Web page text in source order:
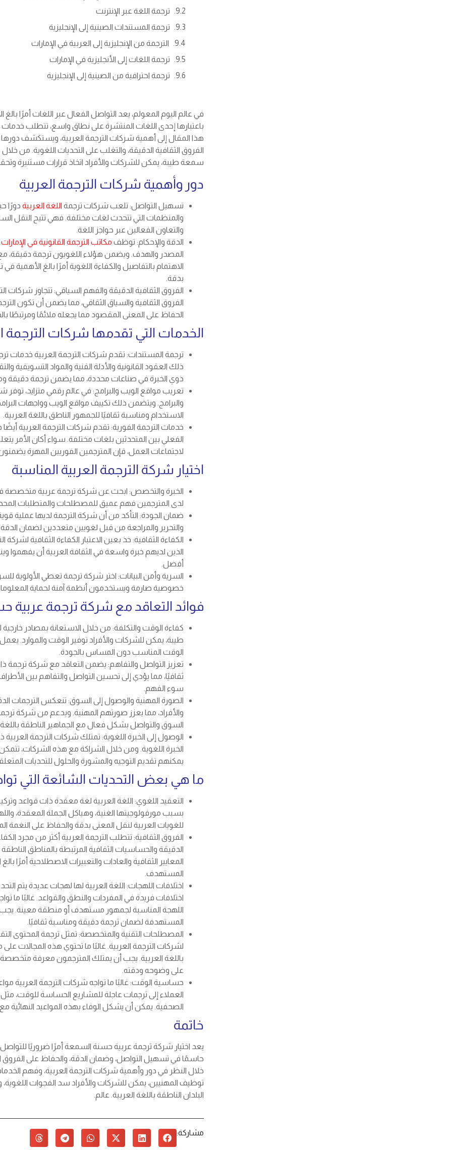
ترجمة اللغة عبر الإنترنت
ترجمة المستندات الصينية إلى الإنجليزية
الترجمة من الإنجليزية إلى العربية في الإمارات
ترجمة اللغات إلى الأنجليزية في الإمارات
ترجمة احترافية من الصينية إلى الإنجليزية
في عالم اليوم المعولم، يعد التواصل الفعال عبر اللغات أمرًا
باعتبارها إحدى اللغات المنتشرة على نطاق واسع، تتطلب
هذا المقال إلى أهمية شركات الترجمة العربية، ويستكشف
الفروق الثقافية الدقيقة، والتغلب على التحديات اللغوية. من
سمعة طيبة، يمكن للشركات والأفراد اتخاذ قرارات مستنيرة
دور وأهمية شركات الترجمة العربية
تسهيل التواصل: تلعب شركات ترجمة اللغة العربيةدورًا
والمنظمات التي تتحدث لغات مختلفة. فهي تتيح النقل
والتعاون الفعالين عبر حواجز اللغة.
الدقة والإحكام: توظف مكاتب الترجمة القانونية في الإمارات
المصدر والهدف. ويضمن هؤلاء اللغويون ترجمة دقيقة،
الاهتمام بالتفاصيل والكفاءة اللغوية أمرًا بالغ الأهمية
بدقة.
الفروق الثقافية الدقيقة والفهم السياقي: تتجاوز شركات
الفروق الثقافية والسياق الثقافي، مما يضمن أن تكون
الحفاظ على المعنى المقصود مما يجعله ملائمًا ومرتبطًا
الخدمات التي تقدمها شركات الترجمة
ترجمة المستندات: تقدم شركات الترجمة العربية خدمات
ذلك العقود القانونية والأدلة الفنية والمواد التسويقية
ذوي الخبرة في صناعات محددة، مما يضمن ترجمة دقيقة
تعريب مواقع الويب والبرامج: في عالم رقمي متزايد،
والبرامج. ويتضمن ذلك تكييف مواقع الويب وواجهات
الاستخدام ومناسبة ثقافيًا للجمهور الناطق باللغة العربية.
خدمات الترجمة الفورية: تقدم شركات الترجمة العربية
الفعلي بين المتحدثين بلغات مختلفة. سواء أكان الأمر
لاجتماعات العمل، فإن المترجمين الفوريين المهرة
اختيار شركة الترجمة العربية المناسبة
الخبرة والتخصص: ابحث عن شركة ترجمة عربية متخصصة
لدى المترجمين فهم عميق للمصطلحات والمتطلبات
ضمان الجودة: التأكد من أن شركة الترجمة لديها عملية
والتحرير والمراجعة من قبل لغويين متعددين لضمان الدقة
الكفاءة الثقافية: خذ بعين الاعتبار الكفاءة الثقافية
الذين لديهم خبرة واسعة في الثقافة العربية أن يفهموا
أفضل.
السرية وأمن البيانات: اختر شركة ترجمة تعطي الأولوية
خصوصية صارمة ويستخدمون أنظمة آمنة لحماية
فوائد التعاقد مع شركة ترجمة عربية
كفاءة الوقت والتكلفة: من خلال الاستعانة بمصادر
طيبة، يمكن للشركات والأفراد توفير الوقت والموارد.
الوقت المناسب دون المساس بالجودة.
تعزيز التواصل والتفاهم: يضمن التعاقد مع شركة
ثقافيًا، مما يؤدي إلى تحسين التواصل والتفاهم بين
سوء الفهم.
الصورة المهنية والوصول إلى السوق: تنعكس الترجمات
والأفراد، مما يعزز صورتهم المهنية. وبدعم من شركة
السوق والتواصل بشكل فعال مع الجماهير الناطقة
الوصول إلى الخبرة اللغوية: تمتلك شركات الترجمة
الخبرة اللغوية. ومن خلال الشراكة مع هذه الشركات،
يمكنهم تقديم التوجيه والمشورة والحلول للتحديات
ما هي بعض التحديات الشائعة التي
التعقيد اللغوي: اللغة العربية لغة معقدة ذات قواعد
بسبب مورفولوجيتها الغنية، وهياكل الجملة المعقدة،
للغويات العربية لنقل المعنى بدقة والحفاظ على النغمة
الفروق الثقافية: تتطلب الترجمة العربية أكثر من مجرد
الدقيقة والحساسيات الثقافية المرتبطة بالمناطق
المعايير الثقافية والعادات والتعبيرات الاصطلاحية
المستهدف.
اختلافات اللهجات: اللغة العربية لها لهجات عديدة يتم
اختلافات فريدة في المفردات والنطق والقواعد. غالبًا ما
اللهجة المناسبة لجمهور مستهدف أو منطقة معينة. يجب
المستهدفة لضمان ترجمة دقيقة ومناسبة ثقافيًا.
المصطلحات التقنية والمتخصصة: تمثل ترجمة المحتوى
لشركات الترجمة العربية. غالبًا ما تحتوي هذه
باللغة العربية. يجب أن يمتلك المترجمون معرفة
على وضوحه ودقته.
حساسية الوقت: غالبًا ما تواجه شركات الترجمة العربية
العملاء إلى ترجمات عاجلة للمشاريع الحساسة للوقت، مثل
الصحفية. يمكن أن يشكل الوفاء بهذه المواعيد النهائية
خاتمة
يعد اختيار شركة ترجمة عربية حسنة السمعة أمرًا ضروريًا
حاسمًا في تسهيل التواصل، وضمان الدقة، والحفاظ على الفروق
خلال النظر في دور وأهمية شركات الترجمة العربية، وفهم
توظيف المهنيين، يمكن للشركات والأفراد سد الفجوات
البلدان الناطقة باللغة العربية. عالم.
مشاركة: